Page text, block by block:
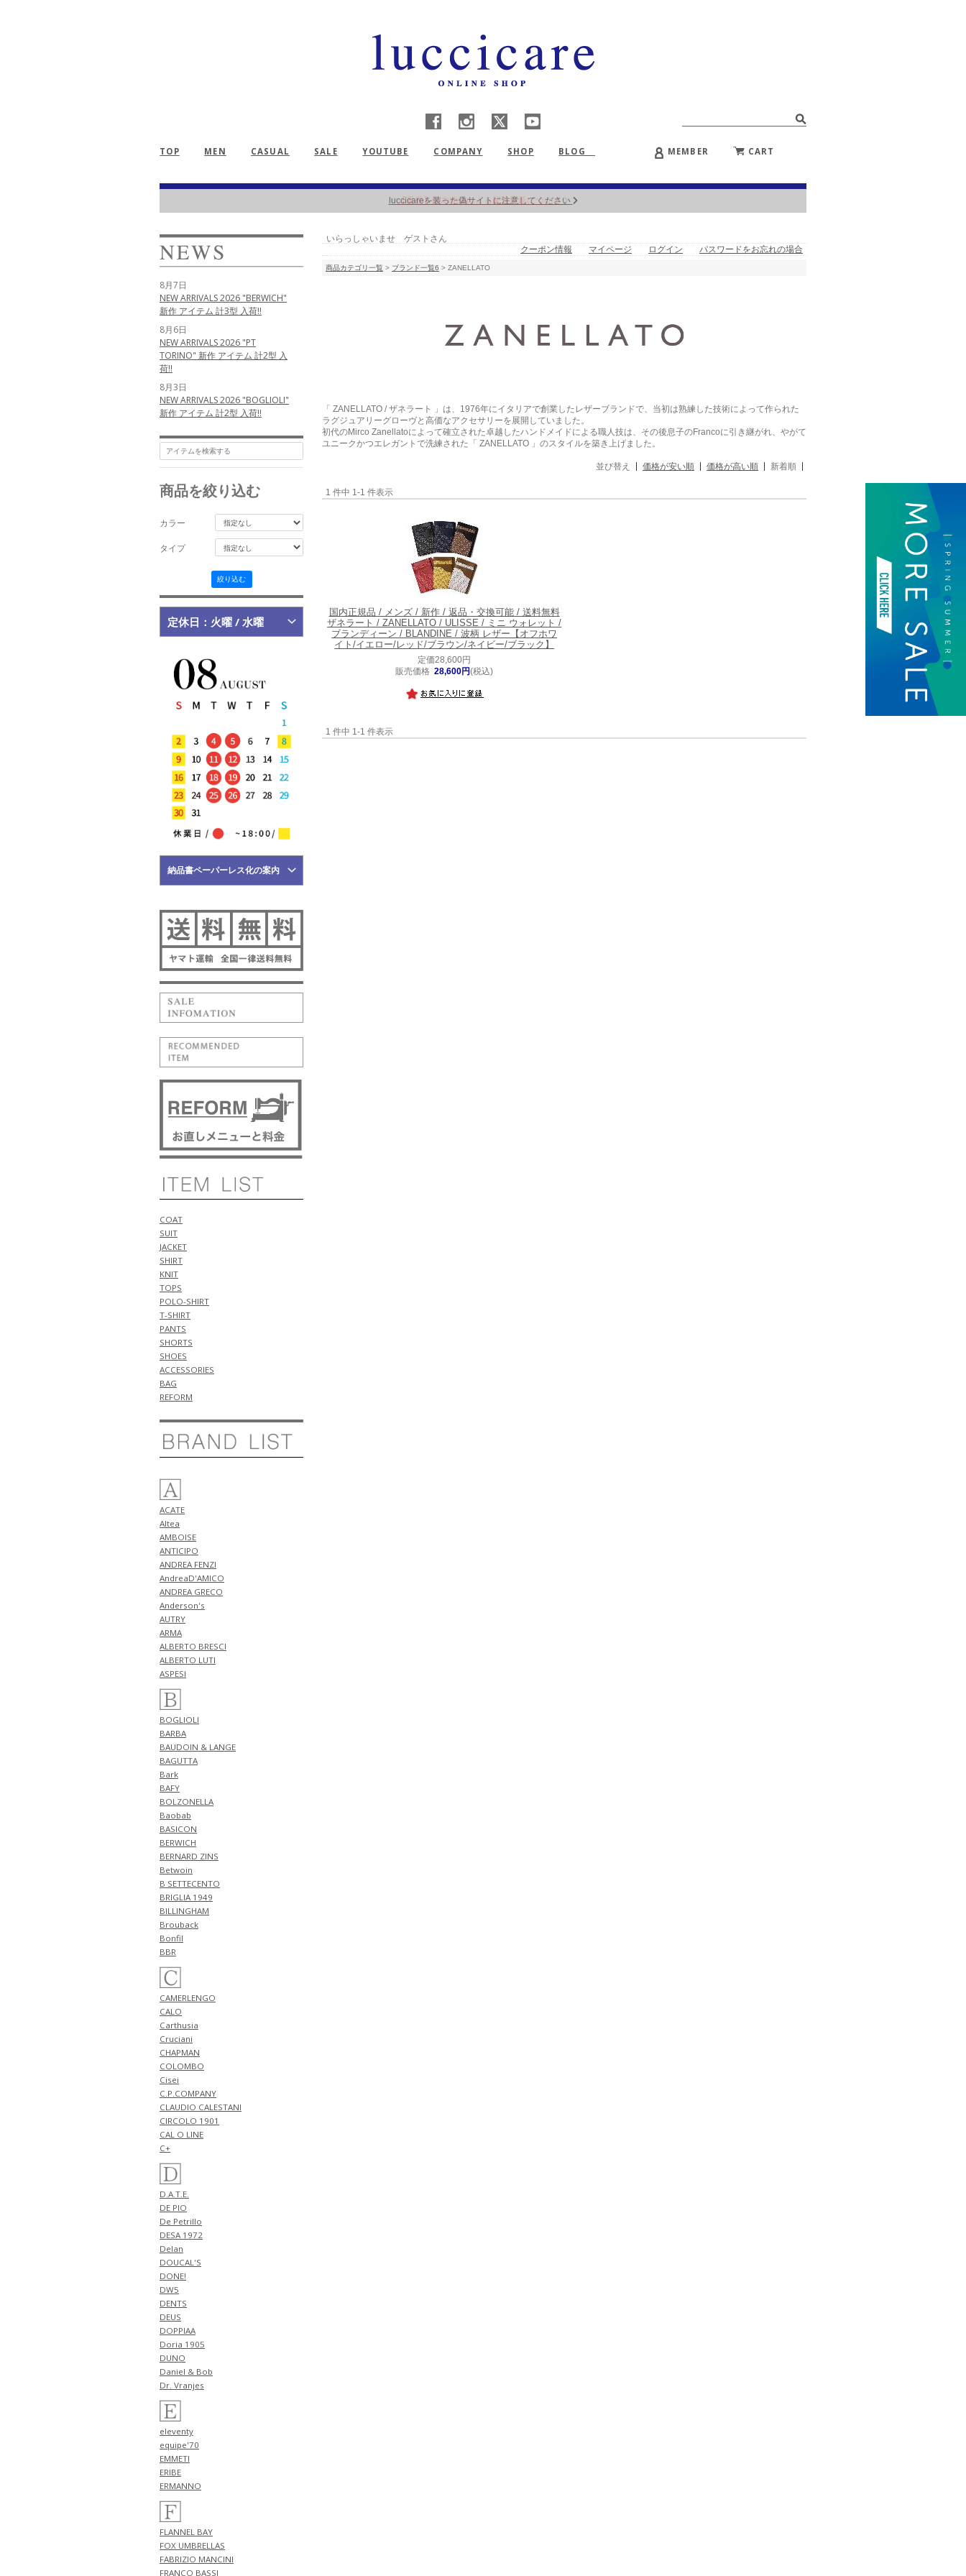
TOP MEN CASUAL SALE YOUTUBE COMPANY SHOP BLOG MEMBER CART
【重要】熊本地震による配送遅延について
8月7日
NEW ARRIVALS 2026 "BERWICH"
新作 アイテム 計3型 入荷!!
8月6日
NEW ARRIVALS 2026 "PT
TORINO" 新作 アイテム 計2型 入
荷!!
8月3日
NEW ARRIVALS 2026 "BOGLIOLI"
新作 アイテム 計2型 入荷!!
NEW ARRIVALS 2026
"TAGLIATORE" 新作 アイテム 計
3型 入荷!!
6月12日
NEW ARRIVALS 2026 "nomiamo"
新作 アイテム 計1型 入荷!!
NEW ARRIVALS 2026
"MESSYWEEKEND" 新作 アイテム
NEW ARRIVALS 2026
"MESSYWEEKEND" 新作 アイテム
計3型 入荷!!
NEW ARRIVALS 2026 "MAURO
de BARI" 新作 アイテム 計3型 入
5月22日
Mattei" 新作 アイテム 計2型 入
5月21日
NEW ARRIVALS 2026 "BRIGLIA
1949" 新作 アイテム 計3型 入荷!!
5月18日
NEW ARRIVALS 2026 "HERNO"
新作 アイテム 計2型 入荷!!
5月17日
NEW ARRIVALS 2026 "FILIPPO DE
LAURENTIIS" 新作 アイテム 計2
5月16日
NEW ARRIVALS 2026 "YANUK" 新
作 アイテム 計3型 入荷!!
5月15日
NEW ARRIVALS 2026 "BRIGLIA
1949" 新作 アイテム 計1型 入荷!!
NEW ARRIVALS 2026
"giabsarchivio" 新作 アイテム 計
1型 入荷!!
5月14日
NEW ARRIVALS 2026 "PT
TORINO" 新作 アイテム 計2型 入
荷!!
NEW ARRIVALS 2026 "BERWICH"
新作 アイテム 計1型 入荷!!
5月11日
NEW ARRIVALS 2026 "WILLIAM"
新作 アイテム 計1型 入荷!!
NEW ARRIVALS 2026 "luccicare
NEW ARRIVALS 2026 "ALBERTO
荷!!
5月10日
NEW ARRIVALS 2026 "Cruciani"
新作 アイテム 計1型 入荷!!
NEW ARRIVALS 2026 "ANTICIPO"
新作 アイテム 計2型 入荷!!
5月9日
NEW ARRIVALS 2026 "FIGARET"
新作 アイテム 計2型 入荷!!
5月6日
NEW ARRIVALS 2026 "ANTICIPO"
新作 アイテム 計3型 入荷!!
5月5日
5月4日
NEW ARRIVALS 2026 "giannetto"
5月3日
NEW ARRIVALS 2026
"GRANSASSO" 新作 アイテム 計3
型 入荷!!
5月2日
NEW ARRIVALS 2026 "Tintoria
Mattei" 新作 アイテム 計1型 入
荷!!
NEW ARRIVALS 2026 "ANTICIPO"
新作 アイテム 計2型 入荷!!
5月1日
NEW ARRIVALS 2026 "BERWICH"
新作 アイテム 計2型 入荷!!
NEW ARRIVALS 2026 "GUY
荷!!
4月30日
NEW ARRIVALS 2026 "FILIPPO DE
LAURENTIIS" 新作 アイテム 計3
型 入荷!!
4月27日
NEW ARRIVALS 2026 "finjack" 新
作 アイテム 計2型 入荷!!
NEW ARRIVALS 2026
"TAGLIATORE" 新作 アイテム 計
1型 入荷!!
NEW ARRIVALS 2026 "giannetto"
新作 アイテム 計1型 入荷!!
4月26日
NEW ARRIVALS 2026
"GRANSASSO" 新作 アイテム 計3
型 入荷!!
4月25日
NEW ARRIVALS 2026
"FERRANTE" 新作 アイテム 計2型
入荷!!
NEW ARRIVALS 2026
"giabsarchivio" 新作 アイテム 計
2型 入荷!!
4月24日
NEW ARRIVALS 2026 "FILIPPO DE
LAURENTIIS" 新作 アイテム 計3
型 入荷!!
4月23日
NEW ARRIVALS 2026 "BERWICH"
新作 アイテム 計2型 入荷!!
NEW ARRIVALS 2026 "BRIGLIA
1949" 新作 アイテム 計1型 入荷!!
4月20日
NEW ARRIVALS 2026 "JOHN
SMEDLEY" 新作 アイテム 計3型
入荷!!
4月19日
NEW ARRIVALS 2026 "Cisei" 新作
アイテム 計2型 入荷!!
NEW ARRIVALS 2026
"Billingham" 新作 アイテム 計3
型 入荷!!
NEW ARRIVALS 2026 "FILIPPO DE
LAURENTIIS" 新作 アイテム 計1
型 入荷!!
4月18日
NEW ARRIVALS 2026 "HERNO"
新作 アイテム 計1型 入荷!!
NEW ARRIVALS 2026 "PT
計1型 入荷!!
NEW ARRIVALS 2026 "BERWICH"
新作 アイテム 計1型 入荷!!
4月17日
NEW ARRIVALS 2026 "BERWICH"
新作 アイテム 計4型 入荷!!
4月16日
NEW ARRIVALS 2026 "RED
CARD" 新作 アイテム 計3型 入
荷!!
4月13日
NEW ARRIVALS 2026 "ZANONE"
商品を絞り込む
カラー
タイプ
絞り込む
定休日：火曜 / 水曜
納品書ペーパーレス化の案内
COAT
SUIT
JACKET
SHIRT
KNIT
TOPS
POLO-SHIRT
T-SHIRT
PANTS
SHORTS
SHOES
ACCESSORIES
BAG
REFORM
ACATE
Altea
AMBOISE
ANTICIPO
ANDREA FENZI
AndreaD'AMICO
ANDREA GRECO
Anderson's
AUTRY
ARMA
ALBERTO BRESCI
ALBERTO LUTI
ASPESI
BOGLIOLI
BARBA
BAUDOIN & LANGE
BAGUTTA
Bark
BAFY
BOLZONELLA
Baobab
BASICON
BERWICH
BERNARD ZINS
Betwoin
B SETTECENTO
BRIGLIA 1949
BILLINGHAM
Brouback
Bonfil
BBR
CAMERLENGO
CALO
Carthusia
Cruciani
CHAPMAN
COLOMBO
Cisei
C.P.COMPANY
CLAUDIO CALESTANI
CIRCOLO 1901
CAL O LINE
C+
D.A.T.E.
DE PIO
De Petrillo
DESA 1972
Delan
DOUCAL'S
DONE!
DW5
DENTS
DEUS
DOPPIAA
Doria 1905
DUNO
Daniel & Bob
Dr. Vranjes
eleventy
equipe'70
EMMETI
ERIBE
ERMANNO
FLANNEL BAY
FOX UMBRELLAS
FABRIZIO MANCINI
FRANCO BASSI
いらっしゃいませ ゲストさん
クーポン情報
マイページ ログイン パスワードをお忘れの場合
商品カテゴリ一覧 > ブランド一覧6 > ZANELLATO
「 ZANELLATO / ザネラート 」は、1976年にイタリアで創業したレザーブランドで、当初は熟練した技術によって作られた
ラグジュアリーグローヴと高価なアクセサリーを展開していました。
初代のMirco Zanellatoによって確立された卓越したハンドメイドによる職人技は、その後息子のFrancoに引き継がれ、やがて
ユニークかつエレガントで洗練された「 ZANELLATO 」のスタイルを築き上げました。
並び替え 価格が安い順 価格が高い順 新着順
1 件中 1-1 件表示
国内正規品 / メンズ / 新作 / 返品・交換可能 / 送料無料
ザネラート / ZANELLATO / ULISSE / ミニ ウォレット /
ブランディーン / BLANDINE / 波柄 レザー【オフホワ
イト/イエロー/レッド/ブラウン/ネイビー/ブラック】
定価28,600円
販売価格 28,600円(税込)
1 件中 1-1 件表示